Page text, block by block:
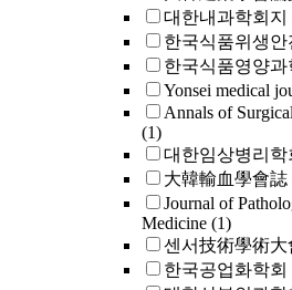
대한내과학회지
한국식품위생안
한국식품영양과
Yonsei medical
Annals of
(1)
대한임상병리학
大韓輸血學會誌
Journal of
Medicine (1)
센서技術學術大
한국공업화학